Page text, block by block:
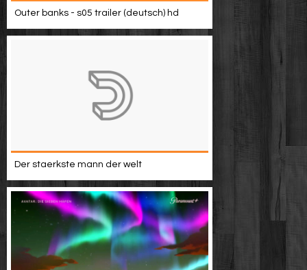
Outer banks - s05 trailer (deutsch) hd
Der staerkste mann der welt